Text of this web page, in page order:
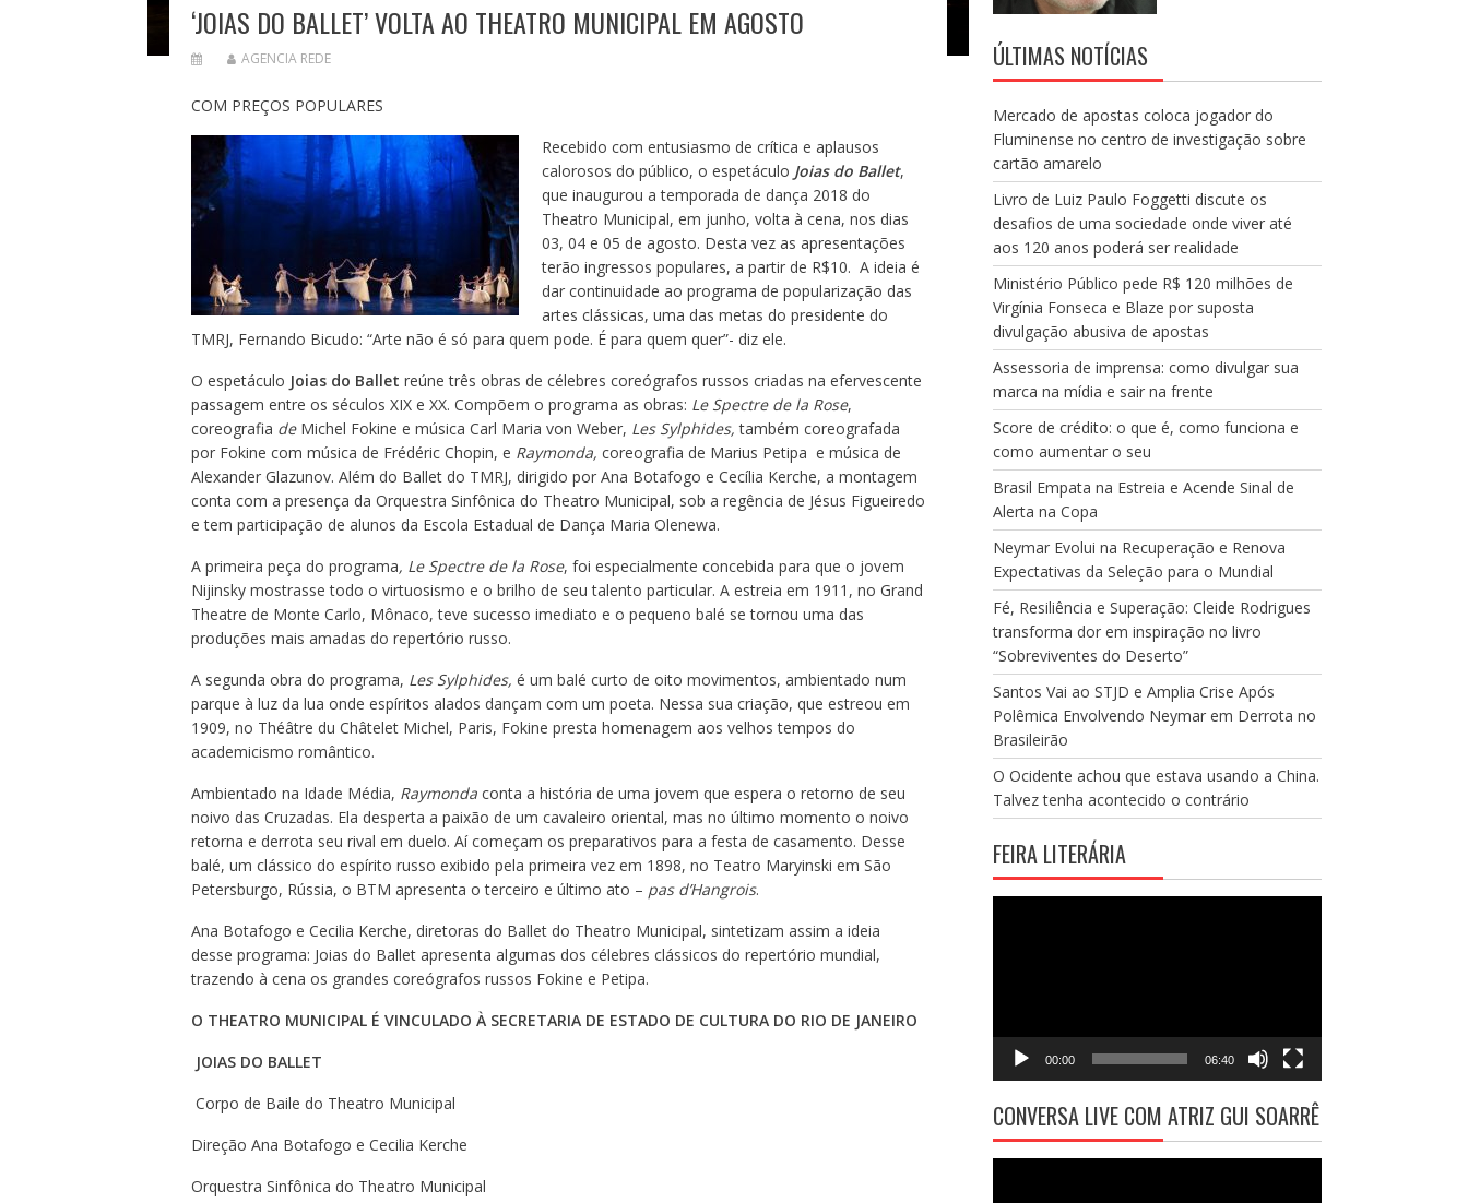
‘JOIAS DO BALLET’ VOLTA AO THEATRO MUNICIPAL EM AGOSTO
AGENCIA REDE
COM PREÇOS POPULARES
Recebido com entusiasmo de crítica e aplausos
calorosos do público, o espetáculo Joias do Ballet,
que inaugurou a temporada de dança 2018 do
Theatro Municipal, em junho, volta à cena, nos dias
03, 04 e 05 de agosto. Desta vez as apresentações
terão ingressos populares, a partir de R$10. A ideia é
dar continuidade ao programa de popularização das
artes clássicas, uma das metas do presidente do
TMRJ, Fernando Bicudo: “Arte não é só para quem pode. É para quem quer”- diz ele.
O espetáculo Joias do Ballet reúne três obras de célebres coreógrafos russos criadas na efervescente
passagem entre os séculos XIX e XX. Compõem o programa as obras: Le Spectre de la Rose,
coreografia de Michel Fokine e música Carl Maria von Weber, Les Sylphides,também coreografada
por Fokine com música de Frédéric Chopin, e Raymonda, coreografia de Marius Petipa e música de
Alexander Glazunov. Além do Ballet do TMRJ, dirigido por Ana Botafogo e Cecília Kerche, a montagem
conta com a presença da Orquestra Sinfônica do Theatro Municipal, sob a regência de Jésus Figueiredo
e tem participação de alunos da Escola Estadual de Dança Maria Olenewa.
A primeira peça do programa, Le Spectre de la Rose, foi especialmente concebida para que o jovem
Nijinsky mostrasse todo o virtuosismo e o brilho de seu talento particular. A estreia em 1911, no Grand
Theatre de Monte Carlo, Mônaco, teve sucesso imediato e o pequeno balé se tornou uma das
produções mais amadas do repertório russo.
A segunda obra do programa, Les Sylphides, é um balé curto de oito movimentos, ambientado num
parque à luz da lua onde espíritos alados dançam com um poeta. Nessa sua criação, que estreou em
1909, no Théâtre du Châtelet Michel, Paris, Fokine presta homenagem aos velhos tempos do
academicismo romântico.
Ambientado na Idade Média, Raymondaconta a história de uma jovem que espera o retorno de seu
noivo das Cruzadas. Ela desperta a paixão de um cavaleiro oriental, mas no último momento o noivo
retorna e derrota seu rival em duelo. Aí começam os preparativos para a festa de casamento. Desse
balé, um clássico do espírito russo exibido pela primeira vez em 1898, no Teatro Maryinski em São
Petersburgo, Rússia, o BTM apresenta o terceiro e último ato – pas d’Hangrois.
Ana Botafogo e Cecilia Kerche, diretoras do Ballet do Theatro Municipal, sintetizam assim a ideia
desse programa: Joias do Ballet apresenta algumas dos célebres clássicos do repertório mundial,
trazendo à cena os grandes coreógrafos russos Fokine e Petipa.
O THEATRO MUNICIPAL É VINCULADO À SECRETARIA DE ESTADO DE CULTURA DO RIO DE JANEIRO
JOIAS DO BALLET
Corpo de Baile do Theatro Municipal
Direção Ana Botafogo e Cecilia Kerche
Orquestra Sinfônica do Theatro Municipal
ÚLTIMAS NOTÍCIAS
Mercado de apostas coloca jogador do
Fluminense no centro de investigação sobre
cartão amarelo
Livro de Luiz Paulo Foggetti discute os
desafios de uma sociedade onde viver até
aos 120 anos poderá ser realidade
Ministério Público pede R$ 120 milhões de
Virgínia Fonseca e Blaze por suposta
divulgação abusiva de apostas
Assessoria de imprensa: como divulgar sua
marca na mídia e sair na frente
Score de crédito: o que é, como funciona e
como aumentar o seu
Brasil Empata na Estreia e Acende Sinal de
Alerta na Copa
Neymar Evolui na Recuperação e Renova
Expectativas da Seleção para o Mundial
Fé, Resiliência e Superação: Cleide Rodrigues
transforma dor em inspiração no livro
“Sobreviventes do Deserto”
Santos Vai ao STJD e Amplia Crise Após
Polêmica Envolvendo Neymar em Derrota no
Brasileirão
O Ocidente achou que estava usando a China.
Talvez tenha acontecido o contrário
FEIRA LITERÁRIA
00:00 06:40
CONVERSA LIVE COM ATRIZ GUI SOARRÊ